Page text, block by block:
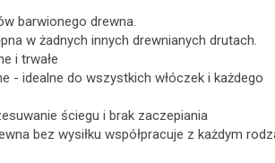
barwionego drewna.
w żadnych innych drewnianych drutach.
i trwałe
- idealne do wszystkich włóczek i każdego
ściegu i brak zaczepiania
bez wysiłku współpracuje z każdym